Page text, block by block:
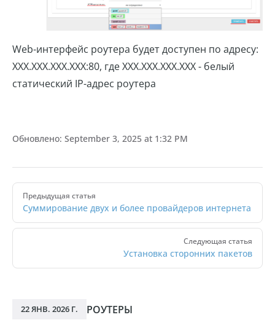
Web-интерфейс роутера будет доступен по адресу:
XXX.XXX.XXX.XXX:80, где XXX.XXX.XXX.XXX - белый
статический IP-адрес роутера
Обновлено: September 3, 2025 at 1:32 PM
PagerПредыдущая статья
Суммирование двух и более провайдеров интернета
Следующая статья
Установка сторонних пакетов
22 ЯНВ. 2026 Г.
РОУТЕРЫ